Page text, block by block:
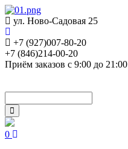
ул. Ново-Садовая 25
+7 (927)007-80-20
+7 (846)214-00-20
Приём заказов с 9:00 до 21:00
0